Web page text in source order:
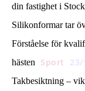
din fastighet i
Silikonformar tar
Förståelse för
hästen
Sport 23/
Takbesiktning –